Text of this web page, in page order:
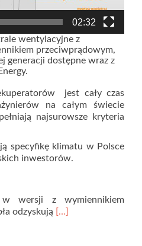
02:32
wentylacyjne z
przeciwprądowym,
generacji dostępne wraz z
jest cały czas
na całym świecie
najsurowsze kryteria
specyfikę klimatu w Polsce
inwestorów.
wersji z wymiennikiem
odzyskują
[…]